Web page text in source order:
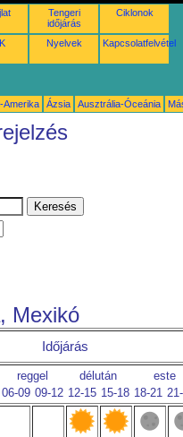
Tengeri
időjárás
Ciklonok
Nyelvek Kapcsolatfelvétel
Amerika Ázsia Ausztrália-Óceánia
Mexikó
Időjárás
reggel délután
este
06-09 09-12 12-15 15-18 18-21